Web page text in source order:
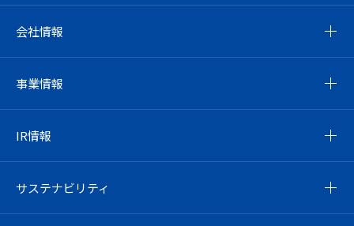
会社情報
事業情報
IR情報
サステナビリティ